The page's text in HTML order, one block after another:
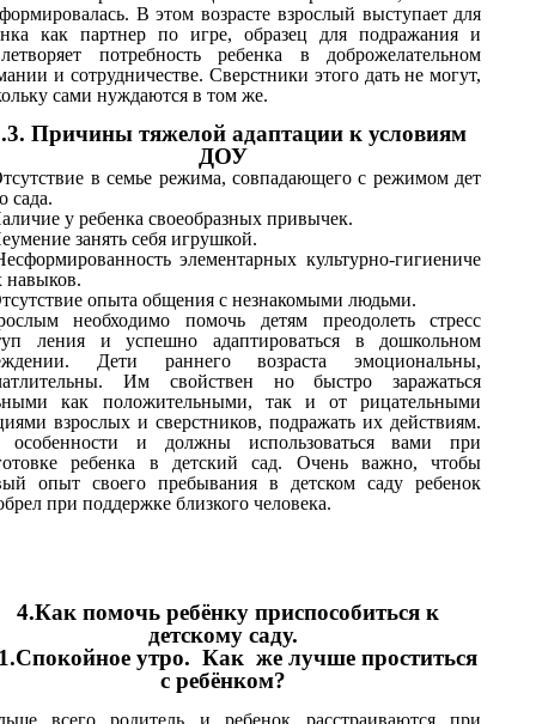
В этом возрасте взрослый выступает для
как партнер по игре, образец для подражания и
потребность ребенка в доброжелательном
и сотрудничестве. Сверстники этого дать не могут,
сами нуждаются в том же.
Причины тяжелой адаптации к условиям
ДОУ
в семье режима, совпадающего с режимом дет
сада.
у ребенка своеобразных привычек.
занять себя игрушкой.
элементарных культурно-гигиениче
навыков.
опыта общения с незнакомыми людьми.
необходимо помочь детям преодолеть стресс
ления и успешно адаптироваться в дошкольном
Дети раннего возраста эмоциональны,
Им свойствен но быстро заражаться
как положительными, так и от рицательными
взрослых и сверстников, подражать их действиям.
особенности и должны использоваться вами при
ребенка в детский сад. Очень важно, чтобы
опыт своего пребывания в детском саду ребенок
при поддержке близкого человека.
4.Как помочь ребёнку приспособиться к
детскому саду.
утро. Как же лучше проститься
с ребёнком?
всего родитель и ребенок расстраиваются при